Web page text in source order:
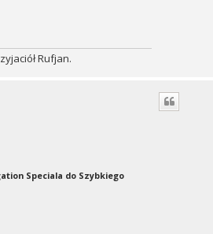
Rufjan.
Speciala do Szybkiego